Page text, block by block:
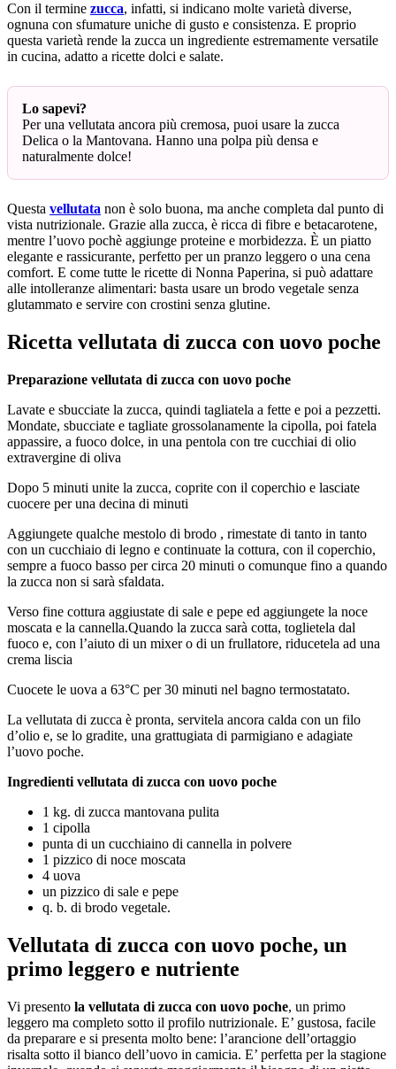
Con il termine zucca, infatti, si indicano molte varietà diverse,
ognuna con sfumature uniche di gusto e consistenza. E proprio
questa varietà rende la zucca un ingrediente estremamente versatile
in cucina, adatto a ricette dolci e salate.
Lo sapevi?
Per una vellutata ancora più cremosa, puoi usare la zucca
Delica o la Mantovana. Hanno una polpa più densa e
naturalmente dolce!
Questa vellutata non è solo buona, ma anche completa dal punto di
vista nutrizionale. Grazie alla zucca, è ricca di fibre e betacarotene,
mentre l’uovo pochè aggiunge proteine e morbidezza. È un piatto
elegante e rassicurante, perfetto per un pranzo leggero o una cena
comfort. E come tutte le ricette di Nonna Paperina, si può adattare
alle intolleranze alimentari: basta usare un brodo vegetale senza
glutammato e servire con crostini senza glutine.
Ricetta vellutata di zucca con uovo poche
Preparazione vellutata di zucca con uovo poche
Lavate e sbucciate la zucca, quindi tagliatela a fette e poi a pezzetti.
Mondate, sbucciate e tagliate grossolanamente la cipolla, poi fatela
appassire, a fuoco dolce, in una pentola con tre cucchiai di olio
extravergine di oliva
Dopo 5 minuti unite la zucca, coprite con il coperchio e lasciate
cuocere per una decina di minuti
Aggiungete qualche mestolo di brodo , rimestate di tanto in tanto
con un cucchiaio di legno e continuate la cottura, con il coperchio,
sempre a fuoco basso per circa 20 minuti o comunque fino a quando
la zucca non si sarà sfaldata.
Verso fine cottura aggiustate di sale e pepe ed aggiungete la noce
moscata e la cannella.Quando la zucca sarà cotta, toglietela dal
fuoco e, con l’aiuto di un mixer o di un frullatore, riducetela ad una
crema liscia
Cuocete le uova a 63°C per 30 minuti nel bagno termostatato.
La vellutata di zucca è pronta, servitela ancora calda con un filo
d’olio e, se lo gradite, una grattugiata di parmigiano e adagiate
l’uovo poche.
Ingredienti vellutata di zucca con uovo poche
1 kg. di zucca mantovana pulita
1 cipolla
punta di un cucchiaino di cannella in polvere
1 pizzico di noce moscata
4 uova
un pizzico di sale e pepe
q. b. di brodo vegetale.
Vellutata di zucca con uovo poche, un
primo leggero e nutriente
Vi presento la vellutata di zucca con uovo poche, un primo
leggero ma completo sotto il profilo nutrizionale. E’ gustosa, facile
da preparare e si presenta molto bene: l’arancione dell’ortaggio
risalta sotto il bianco dell’uovo in camicia. E’ perfetta per la stagione